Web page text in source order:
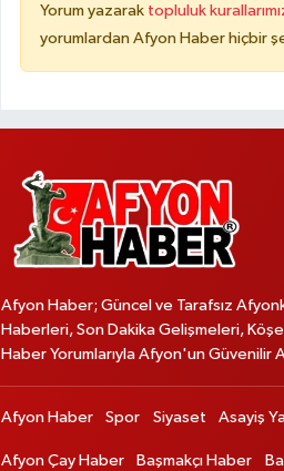
Yorum yazarak topluluk
yorumlardan Afyon Haber hiçbir
Afyon Haber; Güncel ve Tarafsız
Haberleri, Son Dakika Gelişmeleri, Köşe
Haber Yorumlarıyla Afyon'un Güvenilir
Afyon Haber Spor Siyaset Asayiş
Afyon Çay Haber Başmakçı Haber